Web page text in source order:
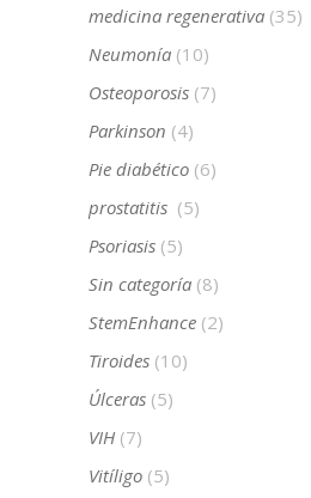
medicina regenerativa (35)
Neumonía (10)
Osteoporosis (7)
Parkinson (4)
Pie diabético (6)
prostatitis (5)
Psoriasis (5)
Sin categoría (8)
StemEnhance (2)
Tiroides (10)
Úlceras (5)
VIH (7)
Vitíligo (5)